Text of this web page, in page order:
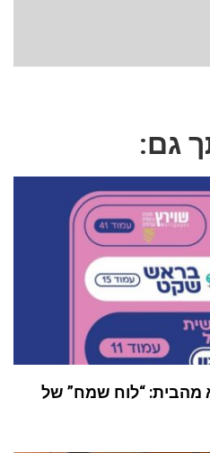
גם:
מהבית: “לוח שמח” של